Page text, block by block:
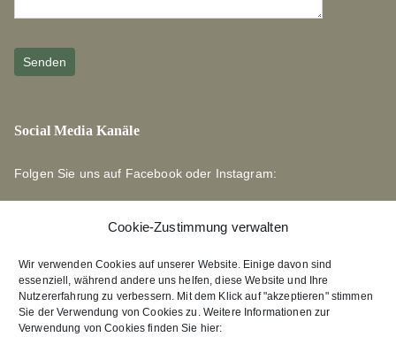
Cookie-Zustimmung verwalten
Wir verwenden Cookies auf unserer Website. Einige davon sind
essenziell, während andere uns helfen, diese Website und Ihre
Nutzererfahrung zu verbessern. Mit dem Klick auf "akzeptieren" stimmen
Sie der Verwendung von Cookies zu. Weitere Informationen zur
Verwendung von Cookies finden Sie hier:
Social Media Kanäle
Folgen Sie uns auf Facebook oder Instagram:
Links zu unseren Partnerverlagen
Edition Bärenklau